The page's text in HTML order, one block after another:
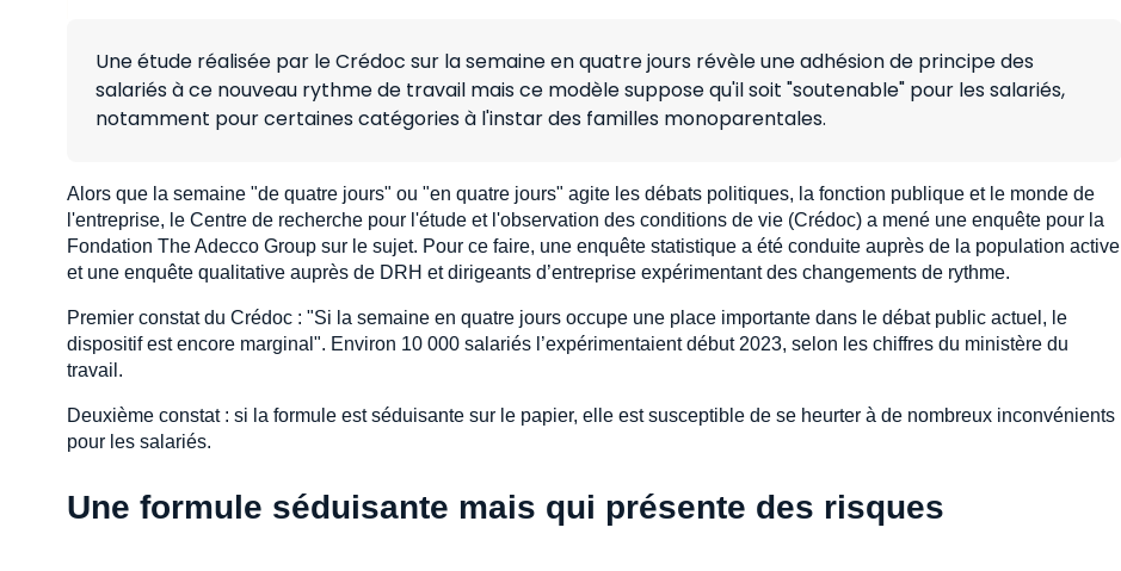
Une étude réalisée par le Crédoc sur la semaine en quatre jours révèle une adhésion de principe des
salariés à ce nouveau rythme de travail mais ce modèle suppose qu'il soit "soutenable" pour les salariés,
notamment pour certaines catégories à l'instar des familles monoparentales.
Alors que la semaine "de quatre jours" ou "en quatre jours" agite les débats politiques, la fonction publique et le monde de
l'entreprise, le Centre de recherche pour l'étude et l'observation des conditions de vie (Crédoc) a mené une enquête pour la
Fondation The Adecco Group sur le sujet. Pour ce faire, une enquête statistique a été conduite auprès de la population active
et une enquête qualitative auprès de DRH et dirigeants d’entreprise expérimentant des changements de rythme.
Premier constat du Crédoc : "Si la semaine en quatre jours occupe une place importante dans le débat public actuel, le
dispositif est encore marginal". Environ 10 000 salariés l’expérimentaient début 2023, selon les chiffres du ministère du
travail.
Deuxième constat : si la formule est séduisante sur le papier, elle est susceptible de se heurter à de nombreux inconvénients
pour les salariés.
Une formule séduisante mais qui présente des risques